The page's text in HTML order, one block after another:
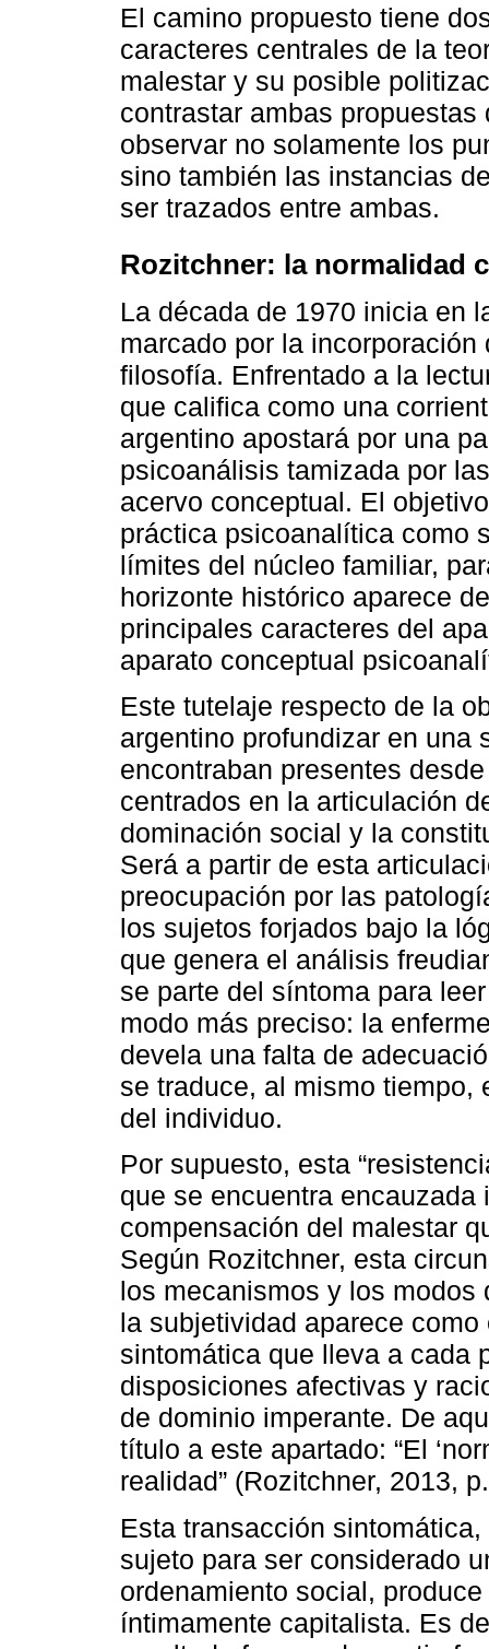
El camino propuesto tiene
caracteres centrales de la
malestar y su posible
contrastar ambas
observar no solamente los
sino también las instancias
ser trazados entre ambas.
Rozitchner: la normalidad
La década de 1970 inicia en
marcado por la
filosofía. Enfrentado a la
que califica como una
argentino apostará por una
psicoanálisis tamizada por
acervo conceptual. El
práctica psicoanalítica como
límites del núcleo familiar,
horizonte histórico aparece
principales caracteres del
aparato conceptual
Este tutelaje respecto de la
argentino profundizar en una
encontraban presentes
centrados en la articulación
dominación social y la
Será a partir de esta
preocupación por las
los sujetos forjados bajo la
que genera el análisis
se parte del síntoma para
modo más preciso: la
devela una falta de
se traduce, al mismo tiempo,
del individuo.
Por supuesto, esta
que se encuentra
compensación del malestar
Según Rozitchner, esta
los mecanismos y los
la subjetividad aparece
sintomática que lleva a cada
disposiciones afectivas y
de dominio imperante. De
título a este apartado: “El
realidad” (Rozitchner, 2013,
Esta transacción
sujeto para ser considerado
ordenamiento social,
íntimamente capitalista. Es